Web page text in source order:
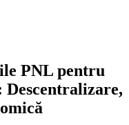
PNL pentru